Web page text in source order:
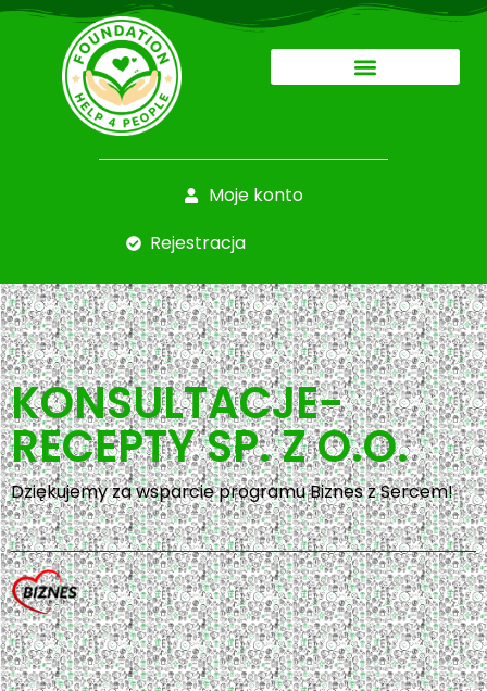
Moje konto
Rejestracja
KONSULTACJE-
RECEPTY SP. Z O.O.
Dziękujemy za wsparcie programu Biznes z Sercem!